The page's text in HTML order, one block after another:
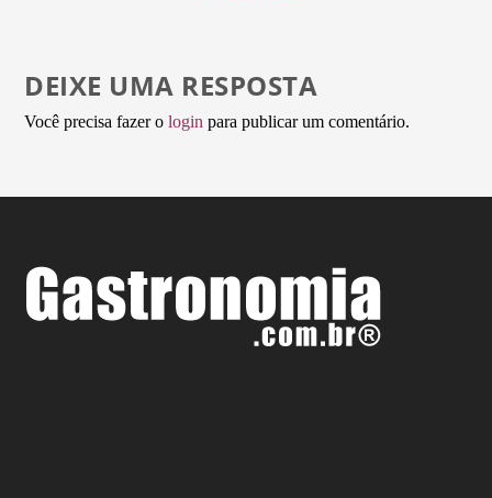
DEIXE UMA RESPOSTA
Você precisa fazer ologin para publicar um comentário.